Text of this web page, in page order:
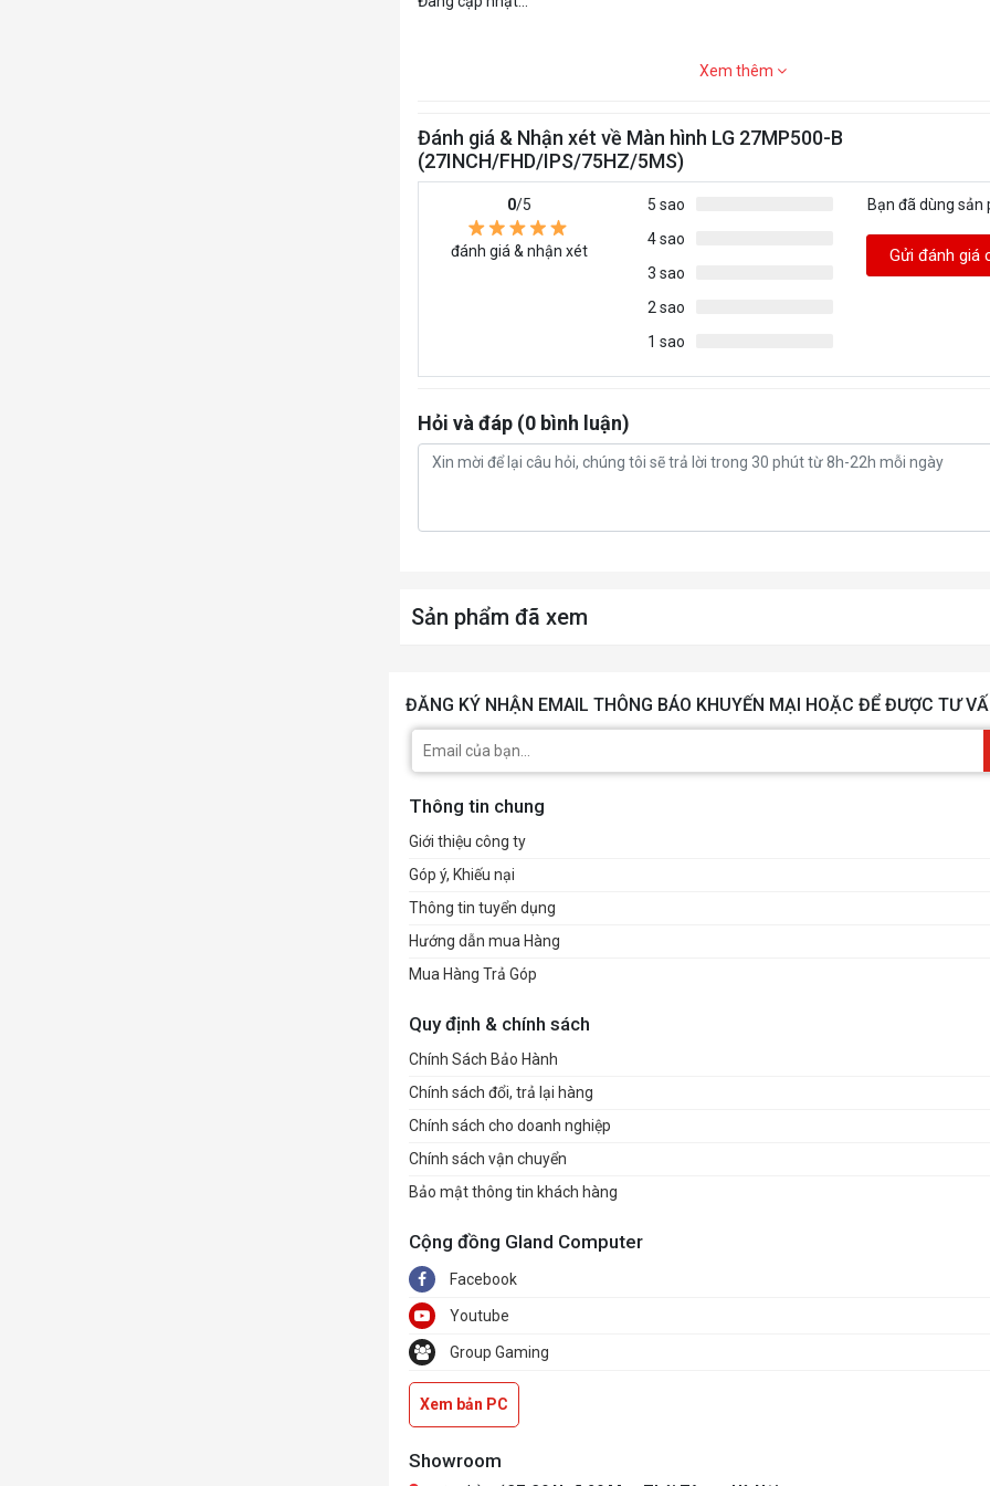
Xem thêm
Đánh giá & Nhận xét về Màn hình LG 27MP500-B
(27INCH/FHD/IPS/75HZ/5MS)
0/5
đánh giá & nhận xét
5 sao
4 sao
3 sao
2 sao
1 sao
Bạn đã dùng sản
Gửi đánh giá
Hỏi và đáp (0 bình luận)
Sản phẩm đã xem
ĐĂNG KÝ NHẬN EMAIL THÔNG BÁO KHUYẾN MẠI HOẶC ĐỂ ĐƯỢC TƯ
Thông tin chung
Giới thiệu công ty
Góp ý, Khiếu nại
Thông tin tuyển dụng
Hướng dẫn mua Hàng
Mua Hàng Trả Góp
Quy định & chính sách
Chính Sách Bảo Hành
Chính sách đổi, trả lại hàng
Chính sách cho doanh nghiệp
Chính sách vận chuyển
Bảo mật thông tin khách hàng
Cộng đồng Gland Computer
Facebook
Youtube
Group Gaming
Xem bản PC
Showroom